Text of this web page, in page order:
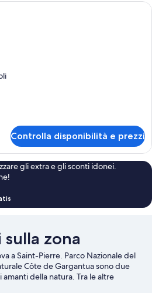
Una camera da letto con un letto
Controlla disponibilità e prezzi
gli extra e gli sconti idonei.
zona
a Saint-Pierre. Parco Nazionale del
Côte de Gargantua sono due
della natura. Tra le altre
Parc Animalier d'Introd e Rifugio